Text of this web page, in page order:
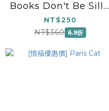
Books Don't Be Silly,
Santa!
NT$250
NT$360 6.9折